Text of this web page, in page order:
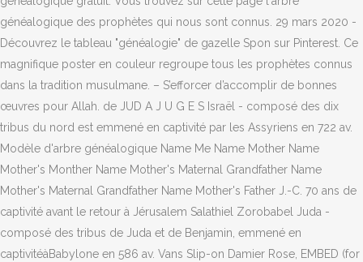
généalogique des prophètes qui nous sont connus. 29 mars 2020 -
Découvrez le tableau "généalogie" de gazelle Spon sur Pinterest. Ce
magnifique poster en couleur regroupe tous les prophètes connus
dans la tradition musulmane. – S’efforcer d’accomplir de bonnes
œuvres pour Allah. de JUD A J U G E S Israël - composé des dix
tribus du nord est emmené en captivité par les Assyriens en 722 av.
Modèle d'arbre généalogique Name Me Name Mother Name
Mother's Monther Name Mother's Maternal Grandfather Name
Mother's Maternal Grandfather Name Mother's Father J.-C. 70 ans de
captivité avant le retour à Jérusalem Salathiel Zorobabel Juda -
composé des tribus de Juda et de Benjamin, emmené en
captivitéàBabylone en 586 av. Vans Slip-on Damier Rose, EMBED (for